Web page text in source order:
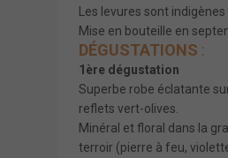
Les levures sont
Mise en bouteille en
DÉGUSTATIONS :
1ère dégustation
Superbe robe éclatante
reflets vert-olives.
Minéral et floral dans la
terroir (pierre à feu,